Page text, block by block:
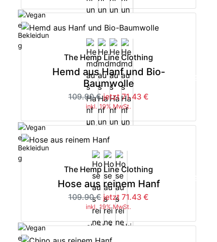
The Hemp Line Clothing
Hemd aus Hanf und Bio-
Baumwolle
109.90 € jetzt 71.43 €
inkl. 19% MwSt.
-35%
The Hemp Line Clothing
Hose aus reinem Hanf
109.90 € jetzt 71.43 €
inkl. 19% MwSt.
-35%